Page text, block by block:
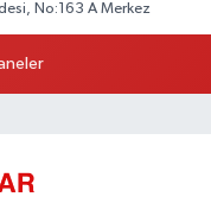
No:163 A Merkez